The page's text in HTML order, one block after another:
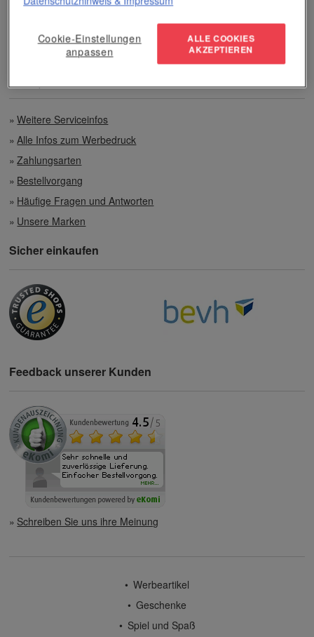
Preisvorteile auch bei geringen Mengen
Weitere Serviceinfos
Alle Infos zum Werbedruck
Zahlungsarten
Bestellvorgang
Häufige Fragen und Antworten
Unsere Marken
Sicher einkaufen
Feedback unserer Kunden
Schreiben Sie uns ihre Meinung
Werbeartikel
Geschenke
Spiel und Spaß
Cookie-Einstellungen
anpassen
ALLE COOKIES
AKZEPTIEREN